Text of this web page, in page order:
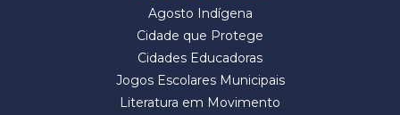
Agosto Indígena
Cidade que Protege
Cidades Educadoras
Jogos Escolares Municipais
Literatura em Movimento